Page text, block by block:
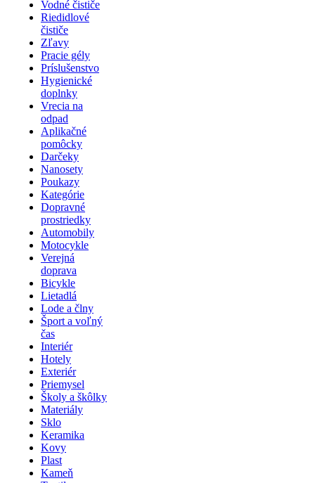
Vodné čističe
Riedidlové
čističe
Zľavy
Pracie gély
Príslušenstvo
Hygienické
doplnky
Vrecia na
odpad
Aplikačné
pomôcky
Darčeky
Nanosety
Poukazy
Kategórie
Dopravné
prostriedky
Automobily
Motocykle
Verejná
doprava
Bicykle
Lietadlá
Lode a člny
Šport a voľný
čas
Interiér
Hotely
Exteriér
Priemysel
Školy a škôlky
Materiály
Sklo
Keramika
Kovy
Plast
Kameň